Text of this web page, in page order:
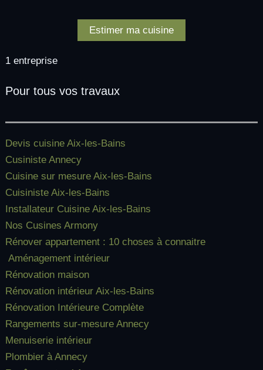
Estimer ma cuisine
1 entreprise
Pour tous vos travaux
Devis cuisine Aix-les-Bains
Cusiniste Annecy
Cuisine sur mesure Aix-les-Bains
Cuisiniste Aix-les-Bains
Installateur Cuisine Aix-les-Bains
Nos Cusines Armony
Rénover appartement : 10 choses à connaitre
Aménagement intérieur
Rénovation maison
Rénovation intérieur Aix-les-Bains
Rénovation Intérieure Complète
Rangements sur-mesure Annecy
Menuiserie intérieur
Plombier à Annecy